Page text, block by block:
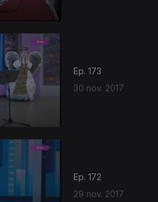
Ep. 173
30 nov. 2017
Ep. 172
29 nov. 2017